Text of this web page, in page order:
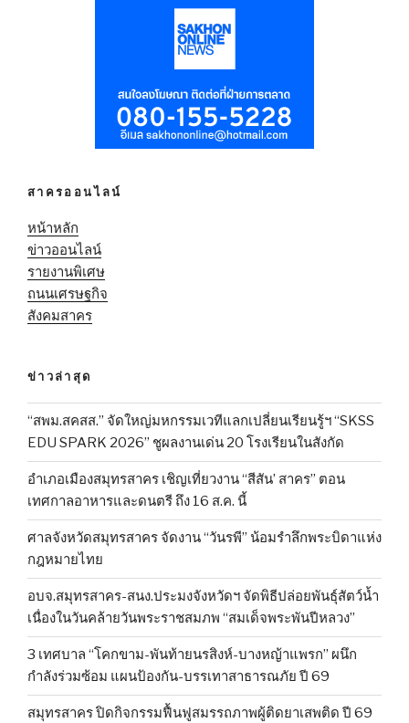
สาครออนไลน์
หน้าหลัก
ข่าวออนไลน์
รายงานพิเศษ
ถนนเศรษฐกิจ
สังคมสาคร
ข่าวล่าสุด
“สพม.สคสส.” จัดใหญ่มหกรรมเวทีแลกเปลี่ยนเรียนรู้ฯ “SKSS
EDU SPARK 2026” ชูผลงานเด่น 20 โรงเรียนในสังกัด
อำเภอเมืองสมุทรสาคร เชิญเที่ยวงาน “สีสัน’ สาคร” ตอน
เทศกาลอาหารและดนตรี ถึง 16 ส.ค. นี้
ศาลจังหวัดสมุทรสาคร จัดงาน “วันรพี” น้อมรำลึกพระบิดาแห่ง
กฎหมายไทย
อบจ.สมุทรสาคร-สนง.ประมงจังหวัดฯ จัดพิธีปล่อยพันธุ์สัตว์น้ำ
เนื่องในวันคล้ายวันพระราชสมภพ “สมเด็จพระพันปีหลวง”
3 เทศบาล “โคกขาม-พันท้ายนรสิงห์-บางหญ้าแพรก” ผนึก
กำลังร่วมซ้อม แผนป้องกัน-บรรเทาสาธารณภัย ปี 69
สมุทรสาคร ปิดกิจกรรมฟื้นฟูสมรรถภาพผู้ติดยาเสพติด ปี 69